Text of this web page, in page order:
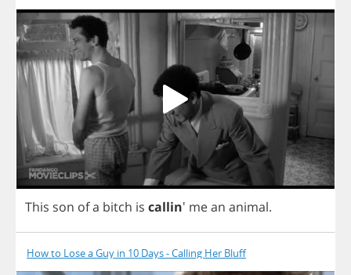
This son ofa bitch is callin' mean animal.
How to Lose a Guy in 10 Days - Calling Her Bluff